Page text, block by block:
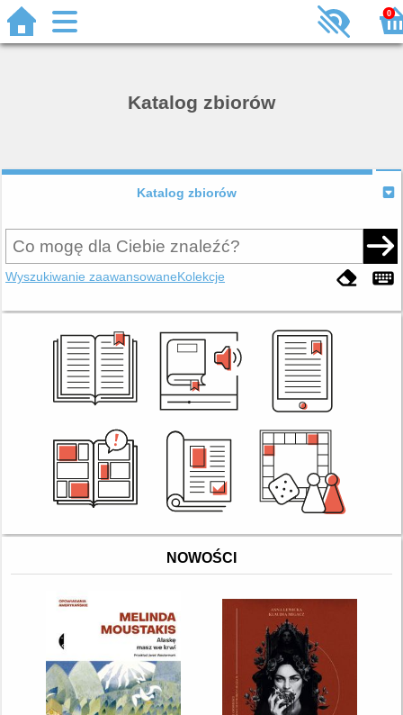
0
Katalog zbiorów
Katalog zbiorów
Wyszukiwanie zaawansowaneKolekcje
NOWOŚCI